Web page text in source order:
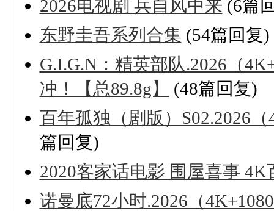
2026电视剧 兵自风中来 (6篇
东野圭吾系列合集 (54篇回复)
G.I.G.N：精英部队.2026（
冲！【总89.8g】
(48篇回复)
百年孤独（剧版）S02.2026
篇回复)
2020客家话电影 围屋喜事 4K
诺曼底72小时.2026（